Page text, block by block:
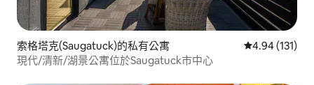
索格塔克(Saugatuck)的私有公寓 從 131 則評價
4.94 (131)
現代/清新/湖景公寓位於Saugatuck市中心